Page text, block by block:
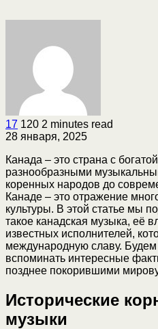
17 120 2 minutes read
28 января, 2025
Канада – это страна с
разнообразными
коренных народов до
Канаде – это отражение
культуры. В этой статье мы
такое канадская музыка, её
известных исполнителей,
международную славу. Будем
вспоминать интересные
позднее покорившими
Исторические
музыки